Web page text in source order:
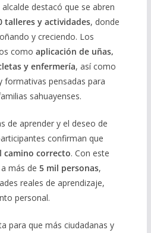
destacó que se abren
talleres y actividades, donde
y creciendo. Los
como aplicación de uñas,
y enfermería, así como
formativas pensadas para
sahuayenses.
de aprender y el deseo de
confirman que
camino correcto. Con este
más de 5 mil personas,
reales de aprendizaje,
personal.
para que más ciudadanas y